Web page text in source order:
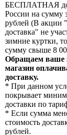
БЕСПЛАТНАЯ
России на сумму
рублей (В акции
доставка" не
зимние куртки,
сумму свыше 8
Обращаем ваше
магазин
доставку.
* При данном
покрывает
доставки по
* Если сумма
стоимость
рублей.